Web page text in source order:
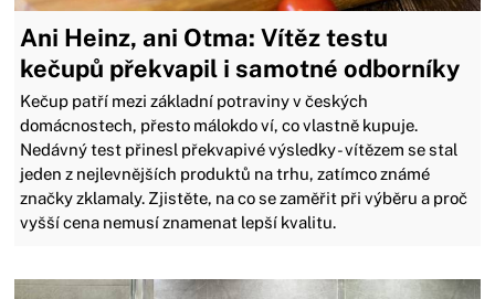
Ani Heinz, ani Otma: Vítěz testu
kečupů překvapil i samotné odborníky
Kečup patří mezi základní potraviny v českých
domácnostech, přesto málokdo ví, co vlastně kupuje.
Nedávný test přinesl překvapivé výsledky - vítězem se stal
jeden z nejlevnějších produktů na trhu, zatímco známé
značky zklamaly. Zjistěte, na co se zaměřit při výběru a proč
vyšší cena nemusí znamenat lepší kvalitu.